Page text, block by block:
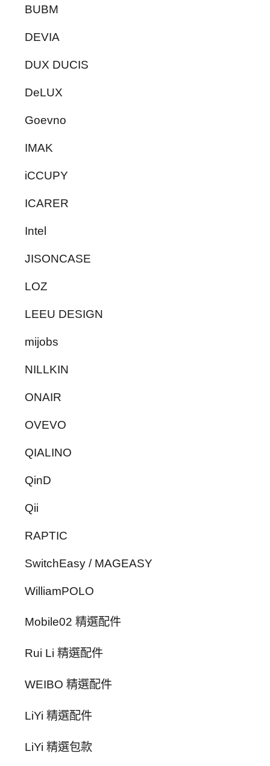
BUBM
DEVIA
DUX DUCIS
DeLUX
Goevno
IMAK
iCCUPY
ICARER
Intel
JISONCASE
LOZ
LEEU DESIGN
mijobs
NILLKIN
ONAIR
OVEVO
QIALINO
QinD
Qii
RAPTIC
SwitchEasy / MAGEASY
WilliamPOLO
Mobile02 精選配件
Rui Li 精選配件
WEIBO 精選配件
LiYi 精選配件
LiYi 精選包款